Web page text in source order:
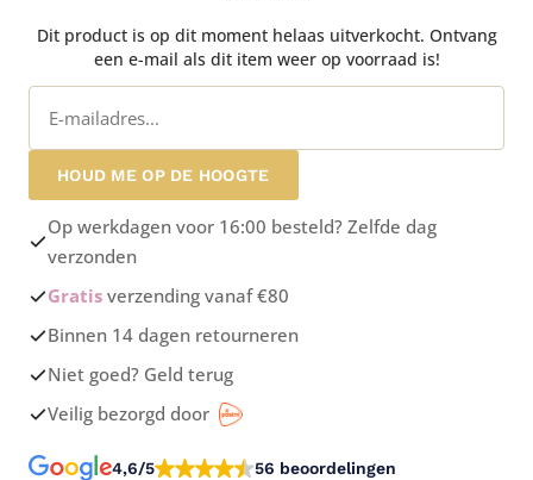
Dit product is op dit moment helaas uitverkocht. Ontvang
een e-mail als dit item weer op voorraad is!
HOUD ME OP DE HOOGTE
Op werkdagen voor 16:00 besteld? Zelfde dag
verzonden
Gratis verzending vanaf €80
Binnen 14 dagen retourneren
Niet goed? Geld terug
Veilig bezorgd door
4,6/5 56 beoordelingen